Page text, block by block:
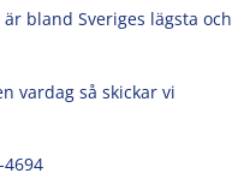
bland Sveriges lägsta och
vardag så skickar vi